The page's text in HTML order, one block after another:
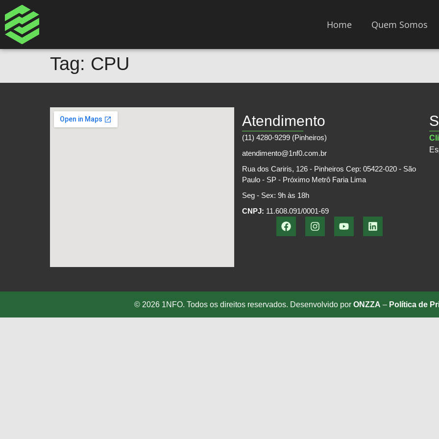
Home Quem Somos
Tag: CPU
Atendimento
(11) 4280-9299 (Pinheiros)
atendimento@1nf0.com.br
Rua dos Cariris, 126 - Pinheiros Cep: 05422-020 - São
Paulo - SP - Próximo Metrô Faria Lima
Seg - Sex: 9h às 18h
CNPJ: 11.608.091/0001-69
© 2026 1NFO. Todos os direitos reservados. Desenvolvido por ONZZA – Política de